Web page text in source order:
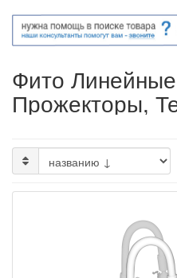
Фито
Прожекторы,